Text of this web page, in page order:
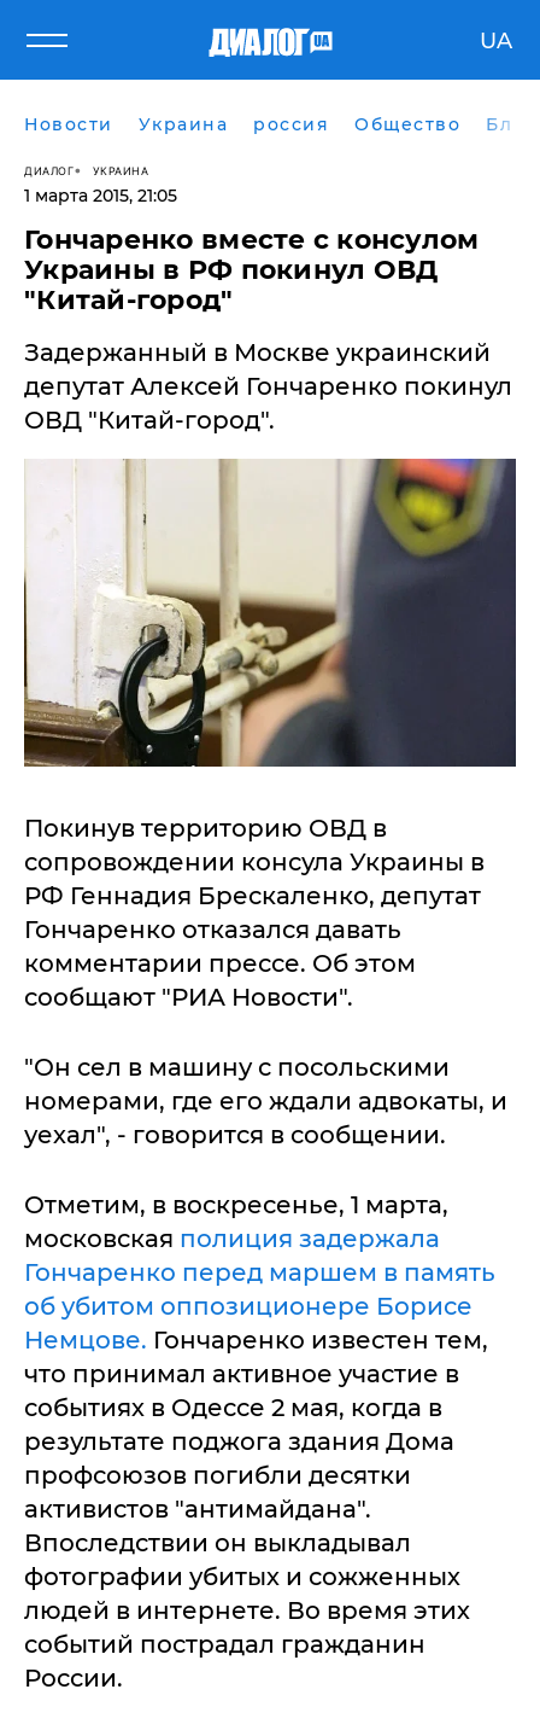
UA
Новости Украина россия Общество
ДИАЛОГ УКРАИНА
1 марта 2015, 21:05
Гончаренко вместе с консулом
Украины в РФ покинул ОВД
"Китай-город"
Задержанный в Москве украинский
депутат Алексей Гончаренко покинул
ОВД "Китай-город".
Покинув территорию ОВД в
сопровождении консула Украины в
РФ Геннадия Брескаленко, депутат
Гончаренко отказался давать
комментарии прессе. Об этом
сообщают "РИА Новости".
"Он сел в машину с посольскими
номерами, где его ждали адвокаты, и
уехал", - говорится в сообщении.
Отметим, в воскресенье, 1 марта,
московская полиция задержала
Гончаренко перед маршем в память
об убитом оппозиционере Борисе
Немцове. Гончаренко известен тем,
что принимал активное участие в
событиях в Одессе 2 мая, когда в
результате поджога здания Дома
профсоюзов погибли десятки
активистов "антимайдана".
Впоследствии он выкладывал
фотографии убитых и сожженных
людей в интернете. Во время этих
событий пострадал гражданин
России.